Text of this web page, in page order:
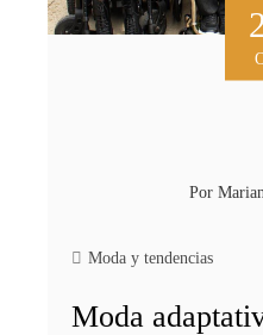
Por
Moda y tendencias
Moda